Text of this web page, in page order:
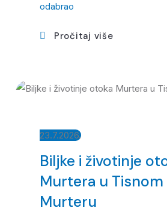
odabrao
Pročitaj više
23.7.2026.
Biljke i životinje
Murtera u Tisnom
Murteru